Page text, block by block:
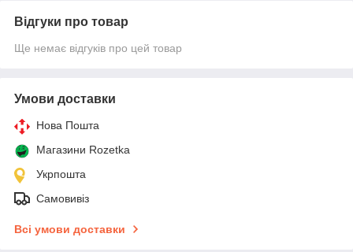
Відгуки про товар
Ще немає відгуків про цей товар
Умови доставки
Нова Пошта
Магазини Rozetka
Укрпошта
Самовивіз
Всі умови доставки